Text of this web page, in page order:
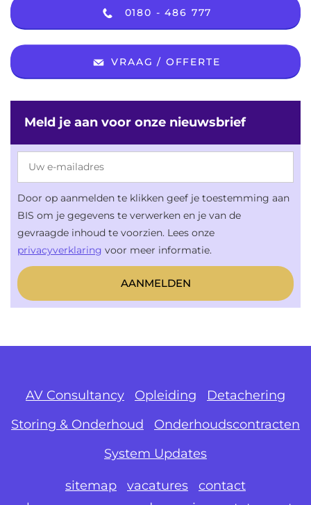
0180 - 486 777
VRAAG / OFFERTE
Meld je aan voor onze nieuwsbrief
Door op aanmelden te klikken geef je toestemming aan
BIS om je gegevens te verwerken en je van de
gevraagde inhoud te voorzien. Lees onze
privacyverklaring voor meer informatie.
AV Consultancy Opleiding
Detachering
Storing & Onderhoud
Onderhoudscontracten
System Updates
sitemap vacatures
contact